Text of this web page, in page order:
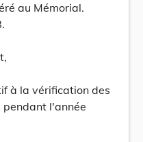
au Mémorial.
à la vérification des
pendant l'année